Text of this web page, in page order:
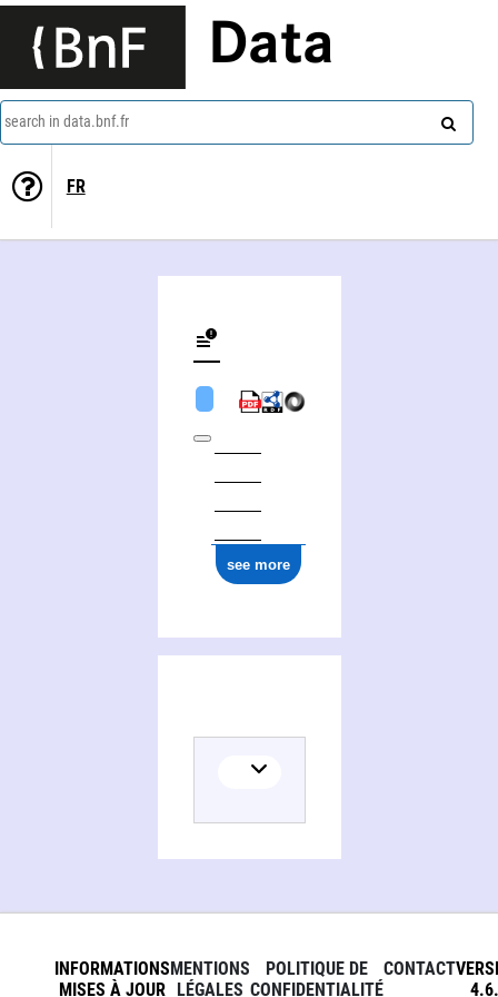
Data
search in data.bnf.fr
FR
see more
INFORMATIONS
MISES À JOUR
MENTIONS
LÉGALES
POLITIQUE DE
CONFIDENTIALITÉ
CONTACT